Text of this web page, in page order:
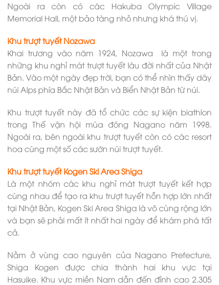
Ngoài ra còn có các Hakuba Olympic Village
Memorial Hall, một bảo tàng nhỏ nhưng khá thú vị.
Khu trượt tuyết Nozawa
Khai trương vào năm 1924, Nozawa là một trong
những khu nghỉ mát trượt tuyết lâu đời nhất của Nhật
Bản. Vào một ngày đẹp trời, bạn có thể nhìn thấy dãy
núi Alps phía Bắc Nhật Bản và Biển Nhật Bản từ núi.
Khu trượt tuyết này đã tổ chức các sự kiện biathlon
trong Thế vận hội mùa đông Nagano năm 1998.
Ngoài ra, bên ngoài khu trượt tuyết còn có các resort
hoa cùng một số các sườn núi trượt tuyết.
Khu trượt tuyết Kogen Ski Area Shiga
Là một nhóm các khu nghỉ mát trượt tuyết kết hợp
cùng nhau để tạo ra khu trượt tuyết hỗn hợp lớn nhất
tại Nhật Bản, Kogen Ski Area Shiga là vô cùng rộng lớn
và bạn sẽ phải mất ít nhất hai ngày để khám phá tất
cả.
Nằm ở vùng cao nguyên của Nagano Prefecture,
Shiga Kogen được chia thành hai khu vực tại
Hasuike. Khu vực miền Nam dẫn đến đỉnh cao 2.305